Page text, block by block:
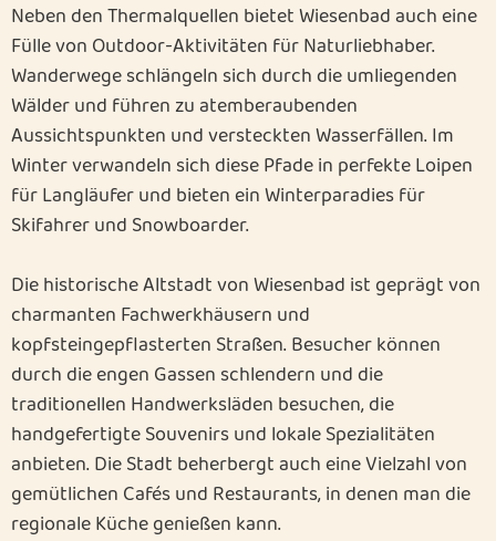
Neben den Thermalquellen bietet Wiesenbad auch eine
Fülle von Outdoor-Aktivitäten für Naturliebhaber.
Wanderwege schlängeln sich durch die umliegenden
Wälder und führen zu atemberaubenden
Aussichtspunkten und versteckten Wasserfällen. Im
Winter verwandeln sich diese Pfade in perfekte Loipen
für Langläufer und bieten ein Winterparadies für
Skifahrer und Snowboarder.
Die historische Altstadt von Wiesenbad ist geprägt von
charmanten Fachwerkhäusern und
kopfsteingepflasterten Straßen. Besucher können
durch die engen Gassen schlendern und die
traditionellen Handwerksläden besuchen, die
handgefertigte Souvenirs und lokale Spezialitäten
anbieten. Die Stadt beherbergt auch eine Vielzahl von
gemütlichen Cafés und Restaurants, in denen man die
regionale Küche genießen kann.